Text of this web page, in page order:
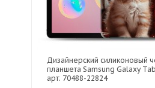
Дизайнерский силиконовый
планшета Samsung Galaxy
арт: 70488-22824